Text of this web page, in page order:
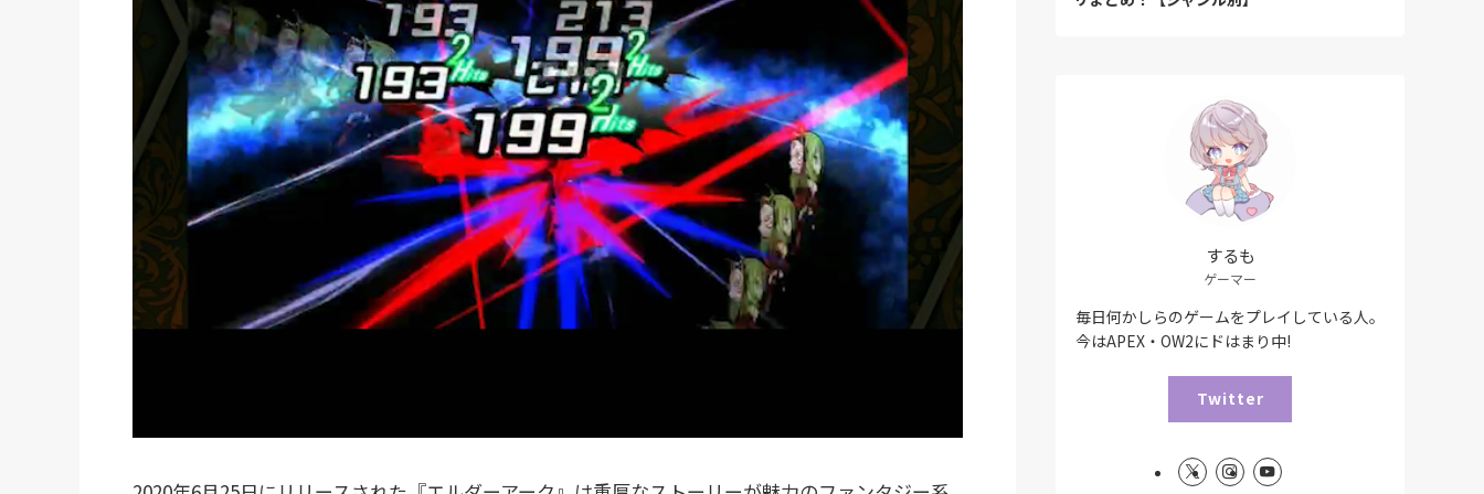
するも
ゲーマー
毎日何かしらのゲームをプレイしている人。
今はAPEX・OW2にドはまり中!
Twitter